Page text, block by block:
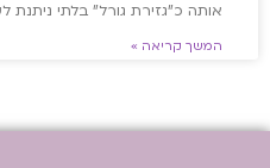
אותה כ"גזירת גורל" בלתי ניתנת
המשך קריאה »